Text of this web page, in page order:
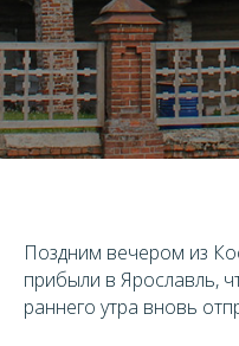
Поздним вечером из
прибыли в Ярославль,
раннего утра вновь